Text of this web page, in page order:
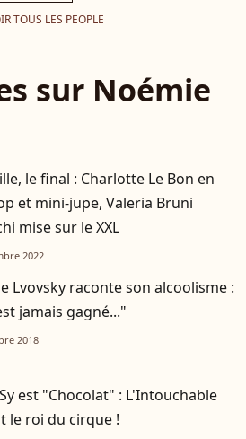
TOUS LES PEOPLE
sur Noémie
le final : Charlotte Le Bon en
et mini-jupe, Valeria Bruni
mise sur le XXL
2022
Lvovsky raconte son alcoolisme :
jamais gagné..."
2018
est "Chocolat" : L'Intouchable
le roi du cirque !